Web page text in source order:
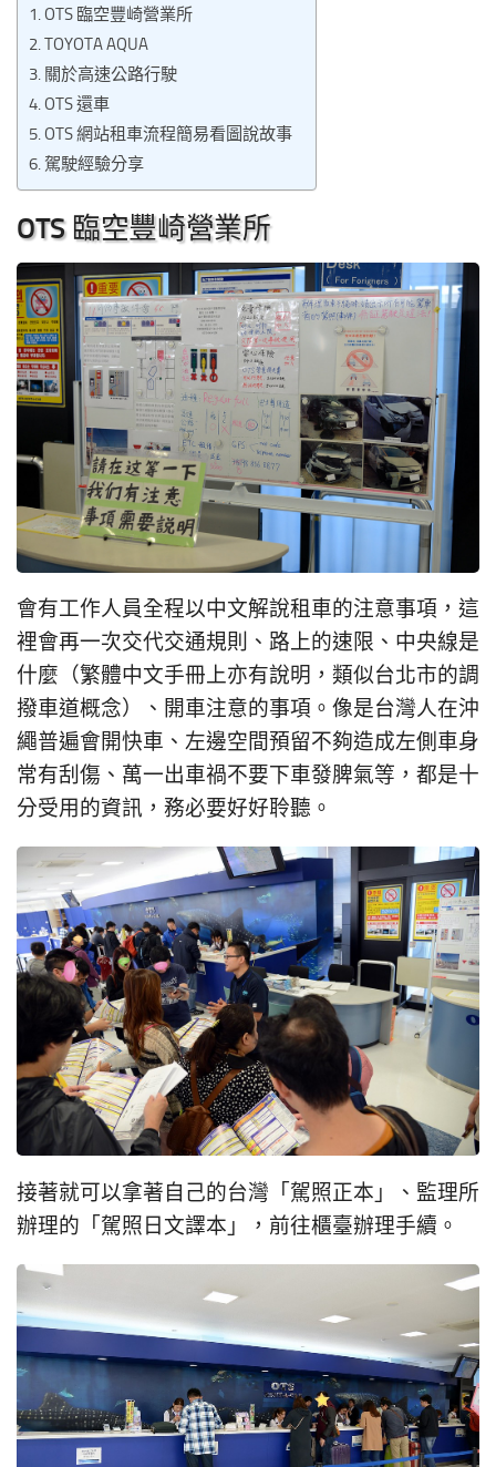
OTS 臨空豐崎營業所
TOYOTA AQUA
關於高速公路行駛
OTS 還車
OTS 網站租車流程簡易看圖說故事
駕駛經驗分享
OTS 臨空豐崎營業所
會有工作人員全程以中文解說租車的注意事項，這
裡會再一次交代交通規則、路上的速限、中央線是
什麼（繁體中文手冊上亦有說明，類似台北市的調
撥車道概念）、開車注意的事項。像是台灣人在沖
繩普遍會開快車、左邊空間預留不夠造成左側車身
常有刮傷、萬一出車禍不要下車發脾氣等，都是十
分受用的資訊，務必要好好聆聽。
接著就可以拿著自己的台灣「駕照正本」、監理所
辦理的「駕照日文譯本」，前往櫃臺辦理手續。